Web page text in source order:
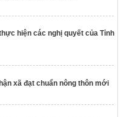
hiện các nghị quyết của Tỉnh
xã đạt chuẩn nông thôn mới